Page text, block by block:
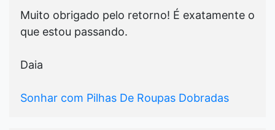
Muito obrigado pelo retorno! É exatamente o
que estou passando.
Daia
Sonhar com Pilhas De Roupas Dobradas